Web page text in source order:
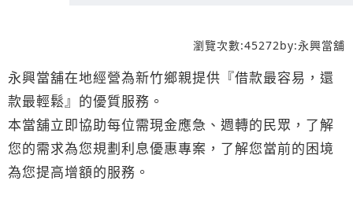
瀏覽次數:45272by:永興當舖
永興當舖在地經營為新竹鄉親提供『借款最容易，還
款最輕鬆』的優質服務。
本當舖立即協助每位需現金應急、週轉的民眾，了解
您的需求為您規劃利息優惠專案，了解您當前的困境
為您提高增額的服務。